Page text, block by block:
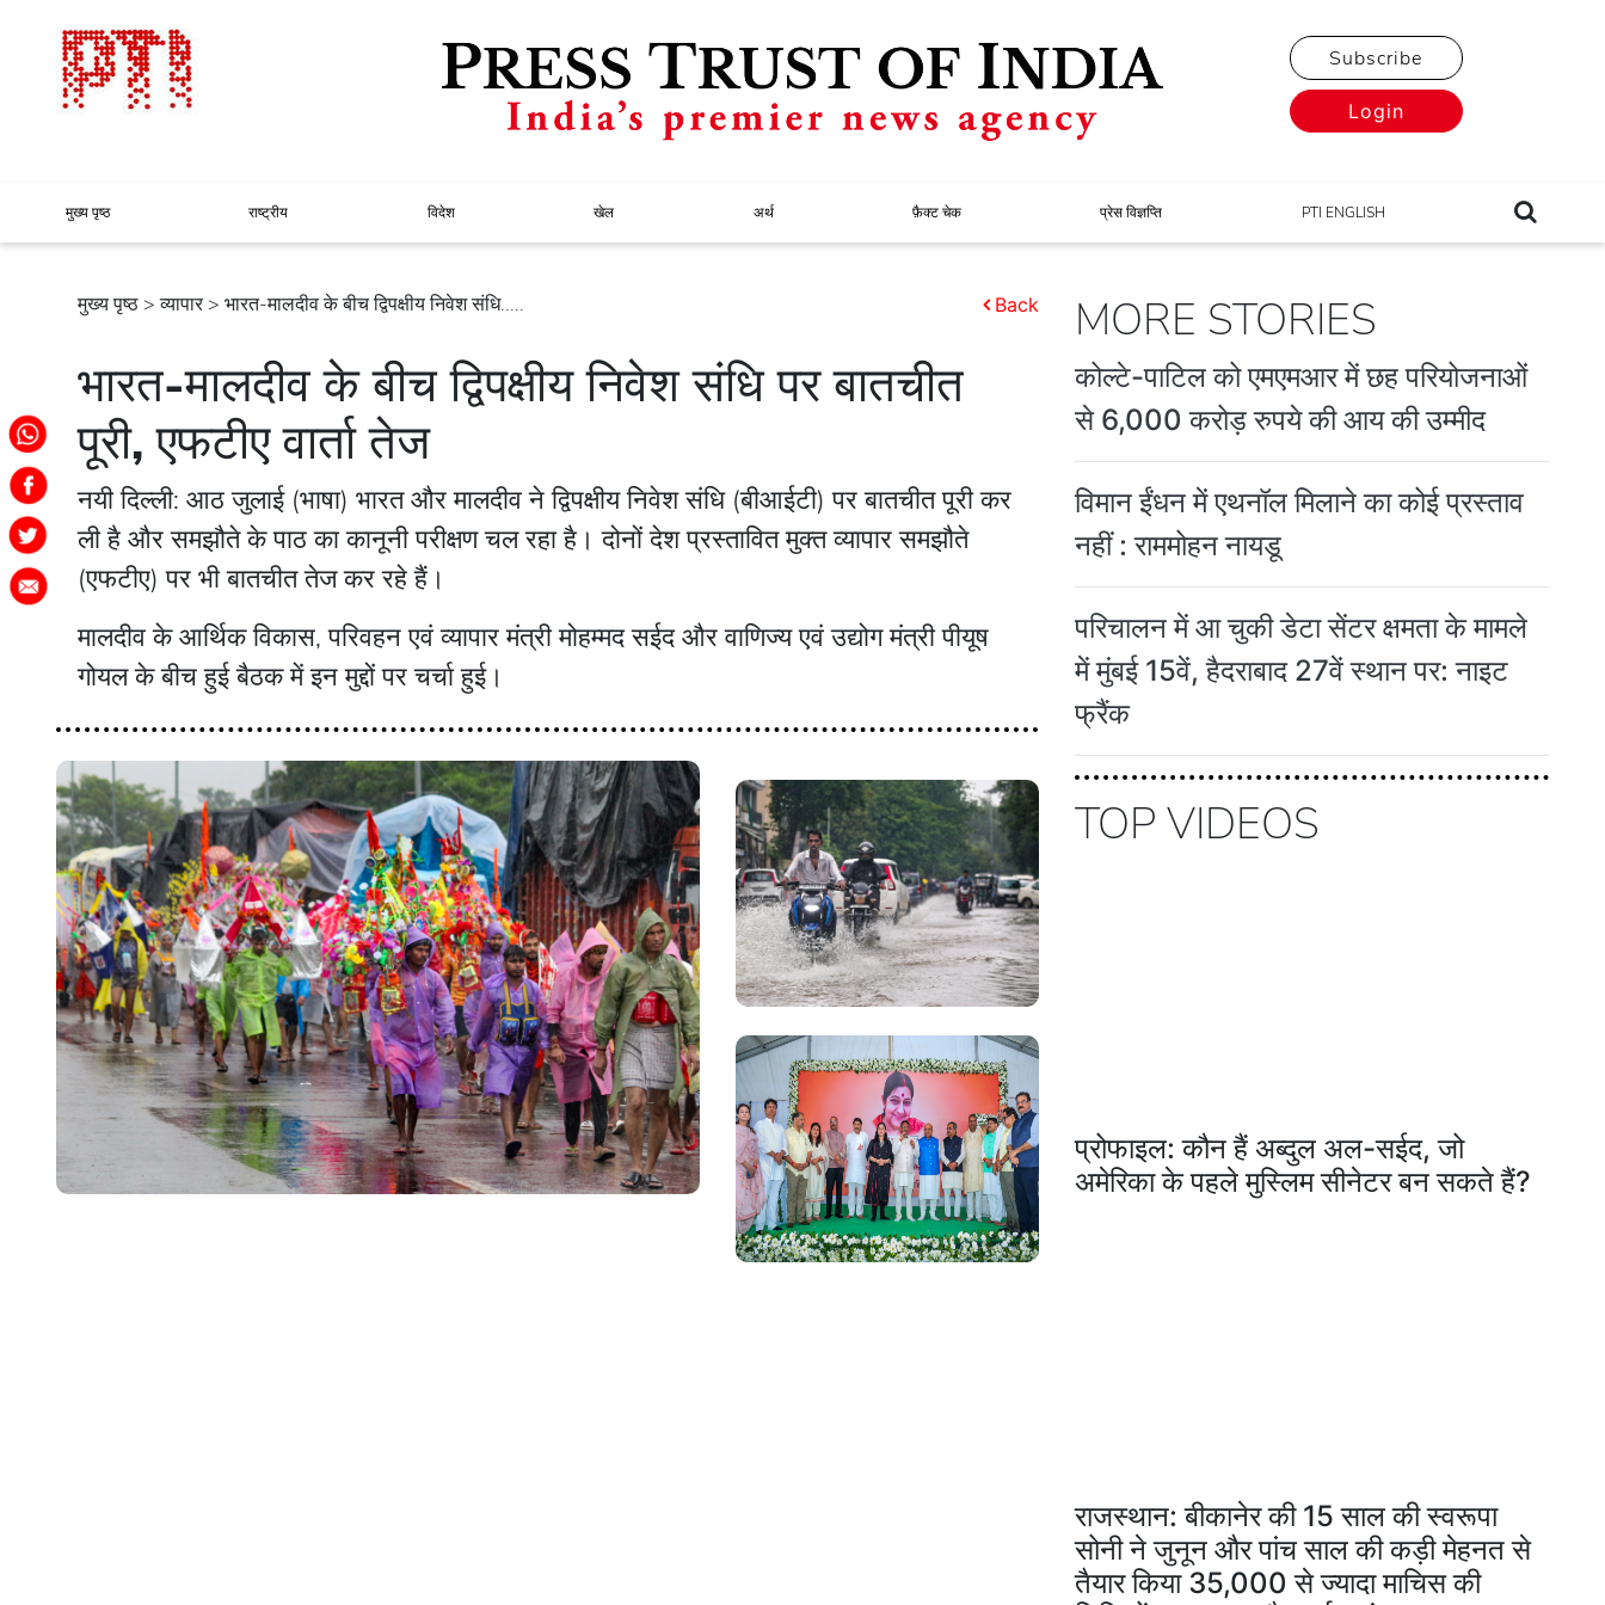
Subscribe
Login
मुख्य पृष्ठ राष्ट्रीय विदेश खेल अर्थ फ़ैक्ट चेक प्रेस विज्ञप्ति PTI ENGLISH
मुख्य पृष्ठ >व्यापार > भारत-मालदीव के बीच द्विपक्षीय निवेश संधि..... Back
भारत-मालदीव के बीच द्विपक्षीय निवेश संधि पर बातचीत
पूरी, एफटीए वार्ता तेज
नयी दिल्ली: आठ जुलाई (भाषा) भारत और मालदीव ने द्विपक्षीय निवेश संधि (बीआईटी) पर बातचीत पूरी कर
ली है और समझौते के पाठ का कानूनी परीक्षण चल रहा है। दोनों देश प्रस्तावित मुक्त व्यापार समझौते
(एफटीए) पर भी बातचीत तेज कर रहे हैं।
मालदीव के आर्थिक विकास, परिवहन एवं व्यापार मंत्री मोहम्मद सईद और वाणिज्य एवं उद्योग मंत्री पीयूष
गोयल के बीच हुई बैठक में इन मुद्दों पर चर्चा हुई।
MORE STORIES
कोल्टे-पाटिल को एमएमआर में छह परियोजनाओं
से 6,000 करोड़ रुपये की आय की उम्मीद
विमान ईंधन में एथनॉल मिलाने का कोई प्रस्ताव
नहीं : राममोहन नायडू
परिचालन में आ चुकी डेटा सेंटर क्षमता के मामले
में मुंबई 15वें, हैदराबाद 27वें स्थान पर: नाइट
फ्रैंक
TOP VIDEOS
प्रोफाइल: कौन हैं अब्दुल अल-सईद, जो
अमेरिका के पहले मुस्लिम सीनेटर बन सकते हैं?
राजस्थान: बीकानेर की 15 साल की स्वरूपा
सोनी ने जुनून और पांच साल की कड़ी मेहनत से
तैयार किया 35,000 से ज्यादा माचिस की